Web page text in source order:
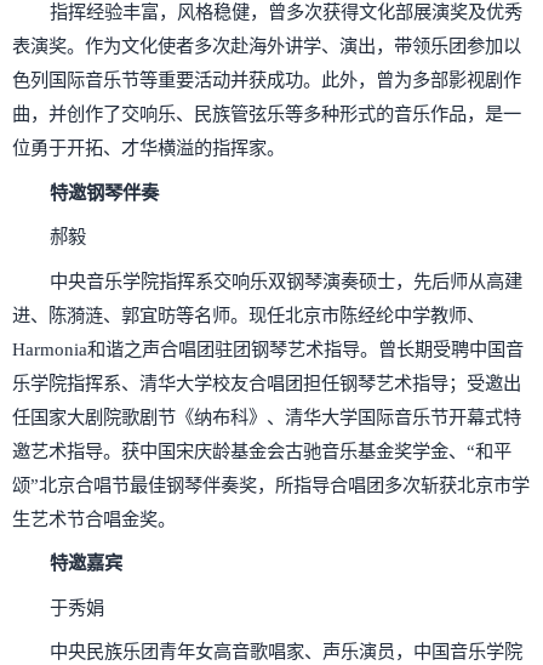
指挥经验丰富，风格稳健，曾多次获得文化部展演奖及优秀
表演奖。作为文化使者多次赴海外讲学、演出，带领乐团参加以
色列国际音乐节等重要活动并获成功。此外，曾为多部影视剧作
曲，并创作了交响乐、民族管弦乐等多种形式的音乐作品，是一
位勇于开拓、才华横溢的指挥家。
特邀钢琴伴奏
郝毅
中央音乐学院指挥系交响乐双钢琴演奏硕士，先后师从高建
进、陈漪涟、郭宜昉等名师。现任北京市陈经纶中学教师、
Harmonia和谐之声合唱团驻团钢琴艺术指导。曾长期受聘中国音
乐学院指挥系、清华大学校友合唱团担任钢琴艺术指导；受邀出
任国家大剧院歌剧节《纳布科》、清华大学国际音乐节开幕式特
邀艺术指导。获中国宋庆龄基金会古驰音乐基金奖学金、“和平
颂”北京合唱节最佳钢琴伴奏奖，所指导合唱团多次斩获北京市学
生艺术节合唱金奖。
特邀嘉宾
于秀娟
中央民族乐团青年女高音歌唱家、声乐演员，中国音乐学院